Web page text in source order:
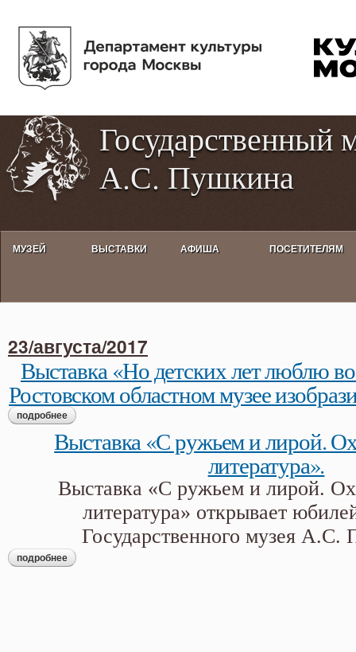
Государственный
А.С. Пушкина
МУЗЕЙ ВЫСТАВКИ АФИША ПОСЕТИТЕЛЯМ
Activities calendar
23/августа/2017
Выставка «Но детских лет люблю
Ростовском областном музее
подробнее о выставка «но детских лет люблю воспоминанье…» в
Выставка «С ружьем и лирой.
литература».
Выставка «С ружьем и лирой.
литература» открывает
Государственного музея
подробнее о выставка «с ружьем и лирой. охота и русская